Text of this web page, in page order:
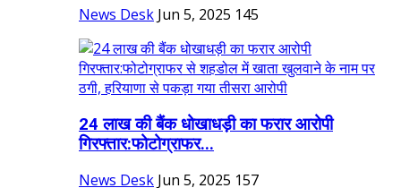
News Desk Jun 5, 2025 145
24 लाख की बैंक धोखाधड़ी का फरार आरोपी
गिरफ्तार:फोटोग्राफर...
News Desk Jun 5, 2025 157